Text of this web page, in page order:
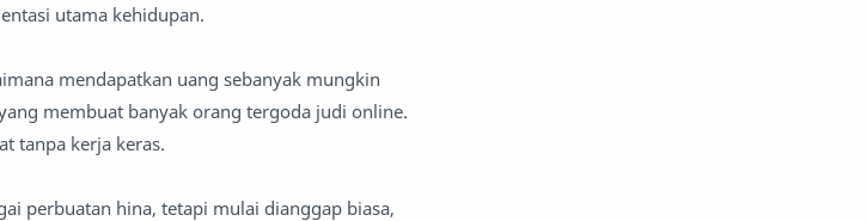
utama kehidupan.
mendapatkan uang sebanyak mungkin
membuat banyak orang tergoda judi online.
tanpa kerja keras.
perbuatan hina, tetapi mulai dianggap biasa,